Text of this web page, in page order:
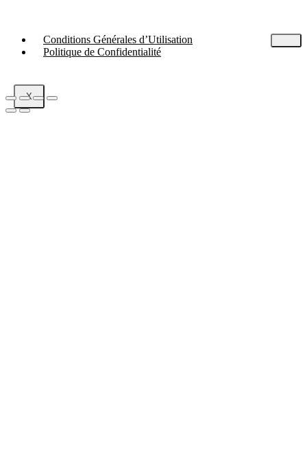
Conditions Générales d’Utilisation
Politique de Confidentialité
X